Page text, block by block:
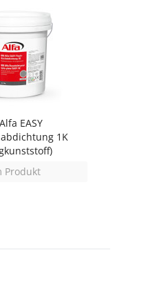
EASY
1K
Produkt